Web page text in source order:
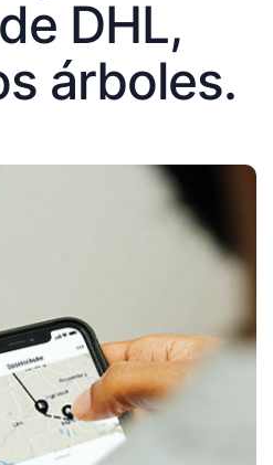
DHL,
árboles.